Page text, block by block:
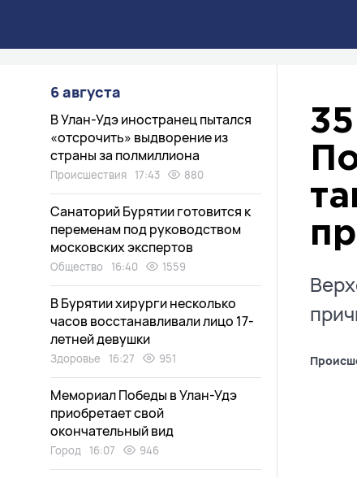
6 августа
В Улан-Удэ иностранец пытался
«отсрочить» выдворение из
страны за полмиллиона
Происшествия 17:43 880
Санаторий Бурятии готовится к
переменам под руководством
московских экспертов
Общество 16:40 1559
В Бурятии хирурги несколько
часов восстанавливали лицо 17-
летней девушки
Здоровье 16:27 951
Мемориал Победы в Улан-Удэ
приобретает свой
окончательный вид
Город 16:07 946